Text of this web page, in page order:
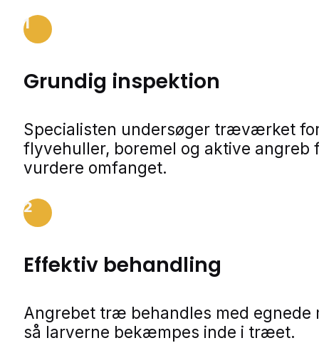
1
Grundig inspektion
Specialisten undersøger træværket
flyvehuller, boremel og aktive angreb
vurdere omfanget.
2
Effektiv behandling
Angrebet træ behandles med egnede
så larverne bekæmpes inde i træet.